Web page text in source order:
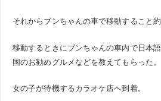
それからブンちゃんの車で移動すること約
移動するときにブンちゃんの車内で日本
国のお勧めグルメなどを教えてもらった。
女の子が待機するカラオケ店へ到着。